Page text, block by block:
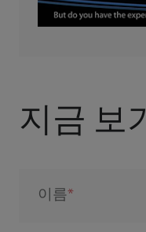
지금 보기
이름